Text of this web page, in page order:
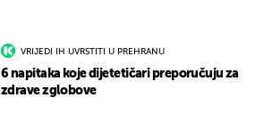
VRIJEDI IH UVRSTITI U PREHRANU
6 napitaka koje dijetetičari preporučuju za
zdrave zglobove